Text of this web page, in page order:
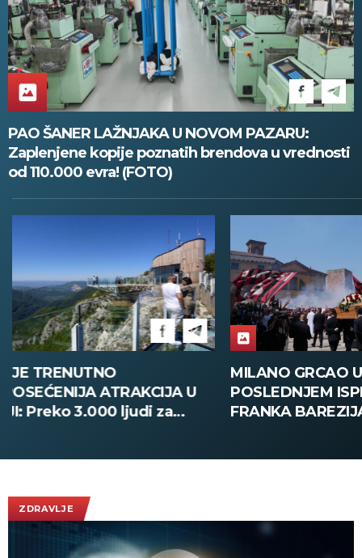
PAO ŠANER LAŽNJAKA U NOVOM PAZARU:
Zaplenjene kopije poznatih brendova u vrednosti
od 110.000 evra! (FOTO)
MILANO GRCAO U SUZAMA NA
POSLEDNJEM ISPRAĆAJU
FRANKA BAREZIJA: Hiljade ljudi
HAMBURG
300.000
ponosa uz
ZDRAVLJE